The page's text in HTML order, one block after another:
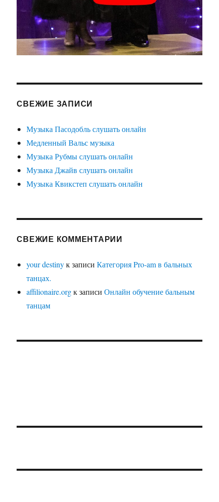
СВЕЖИЕ ЗАПИСИ
Музыка Пасодобль слушать онлайн
Медленный Вальс музыка
Музыка Рубмы слушать онлайн
Музыка Джайв слушать онлайн
Музыка Квикстеп слушать онлайн
СВЕЖИЕ КОММЕНТАРИИ
your destinyк записиКатегория Pro-am в бальных
танцах.
affilionaire.orgк записиОнлайн обучение бальным
танцам